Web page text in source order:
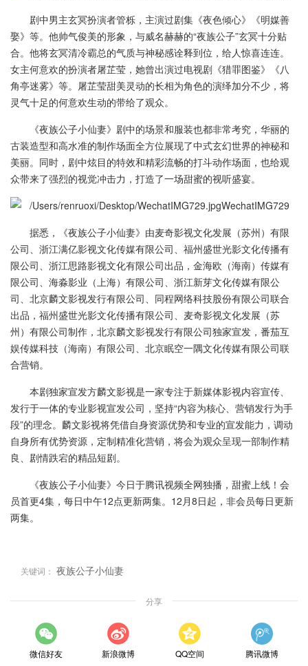
剧中男主玄冥扮演者管栎，主演过剧集《夜色倾心》《明媒善
娶》等。他帅气俊美的形象，与威名赫赫的“夜族公子”玄冥十分贴
合。他将玄冥清冷霸总的气质与神秘感诠释到位，给人惊喜连连。
女主何意欢的扮演者屠芷莹，她曾出演过电视剧《猎罪图鉴》《八
角亭迷雾》等。屠芷莹甜美灵动的长相为角色的演绎加分不少，将
灵气十足的何意欢生动的带给了观众。
《夜族公子小仙妻》剧中的场景和服装也都非常考究，华丽的
古装造型和高水准的制作场面全方位展现了中式玄幻世界的神秘和
美丽。同时，剧中炫目的特效和精彩流畅的打斗动作场面，也给观
众带来了强烈的视觉冲击力，打造了一场甜蜜的视听盛宴。
据悉，《夜族公子小仙妻》由麦奇影视文化发展（苏州）有限
公司、浙江满亿影视文化传媒有限公司、福州盛世光影文化传播有
限公司、浙江思路影视文化有限公司出品，金海欧（海南）传媒有
限公司、海淼影业（上海）有限公司、浙江新芽文化传媒有限公
司、北京麟文影视发行有限公司、同程网络科技股份有限公司联合
出品，福州盛世光影文化传播有限公司、麦奇影视文化发展（苏
州）有限公司制作，北京麟文影视发行有限公司独家宣发，番茄互
娱传媒科技（海南）有限公司、北京眠空一隅文化传媒有限公司联
合营销。
本剧独家宣发方麟文影视是一家专注于新媒体影视内容宣传、
发行于一体的专业影视宣发公司，坚持“内容为核心、营销发行为手
段”的理念。麟文影视将凭借自身资源优势和专业的宣发能力，调动
自身所有优势资源，定制精准化营销，将会为观众呈现一部制作精
良、剧情跌宕的精品短剧。
《夜族公子小仙妻》今日于腾讯视频全网独播，甜蜜上线！会
员首更4集，每日中午12点更新两集。12月8日起，非会员每日更新
两集。
关键词： 夜族公子小仙妻
分享
微信好友 新浪微博 QQ空间 腾讯微博